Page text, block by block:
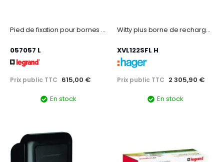
Pied de fixation pour bornes de recharge GREEN'UP HOME
057057 L
Prix public TTC 615,00 €
En stock
Witty plus borne de recharge ip54 1x 7,4/22kw t2+rfid+app ble+ocpp+mid+xem470
XVL122SFL H
Prix public TTC 2 305,90 €
En stock